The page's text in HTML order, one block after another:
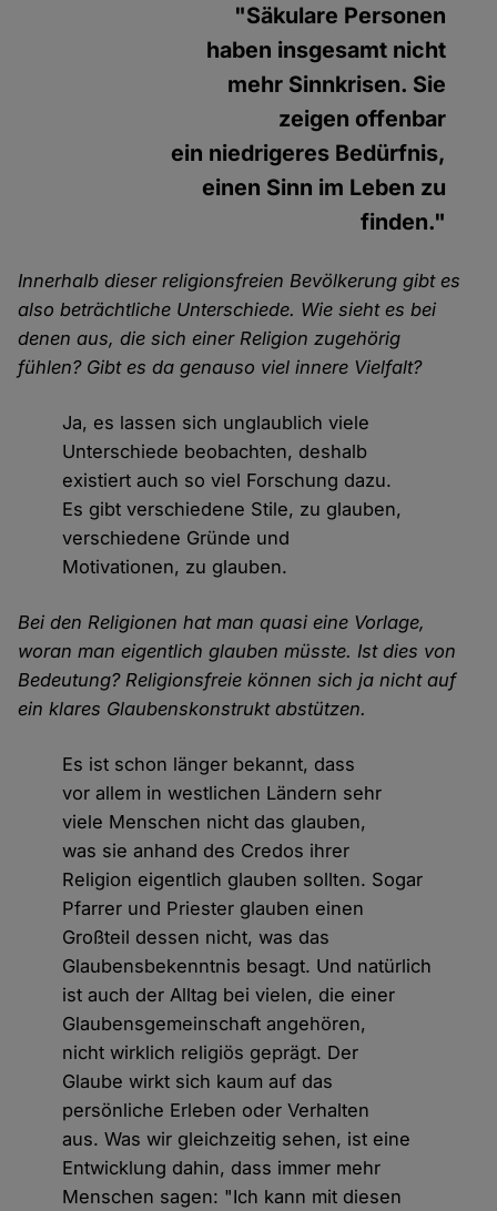
"Säkulare Personen
haben insgesamt nicht
mehr Sinnkrisen. Sie
zeigen offenbar
ein niedrigeres Bedürfnis,
einen Sinn im Leben zu
finden."
Innerhalb dieser religionsfreien Bevölkerung gibt es
also beträchtliche Unterschiede. Wie sieht es bei
denen aus, die sich einer Religion zugehörig
fühlen? Gibt es da genauso viel innere Vielfalt?
Ja, es lassen sich unglaublich viele
Unterschiede beobachten, deshalb
existiert auch so viel Forschung dazu.
Es gibt verschiedene Stile, zu glauben,
verschiedene Gründe und
Motivationen, zu glauben.
Bei den Religionen hat man quasi eine Vorlage,
woran man eigentlich glauben müsste. Ist dies von
Bedeutung? Religionsfreie können sich ja nicht auf
ein klares Glaubenskonstrukt abstützen.
Es ist schon länger bekannt, dass
vor allem in westlichen Ländern sehr
viele Menschen nicht das glauben,
was sie anhand des Credos ihrer
Religion eigentlich glauben sollten. Sogar
Pfarrer und Priester glauben einen
Großteil dessen nicht, was das
Glaubensbekenntnis besagt. Und natürlich
ist auch der Alltag bei vielen, die einer
Glaubensgemeinschaft angehören,
nicht wirklich religiös geprägt. Der
Glaube wirkt sich kaum auf das
persönliche Erleben oder Verhalten
aus. Was wir gleichzeitig sehen, ist eine
Entwicklung dahin, dass immer mehr
Menschen sagen: "Ich kann mit diesen